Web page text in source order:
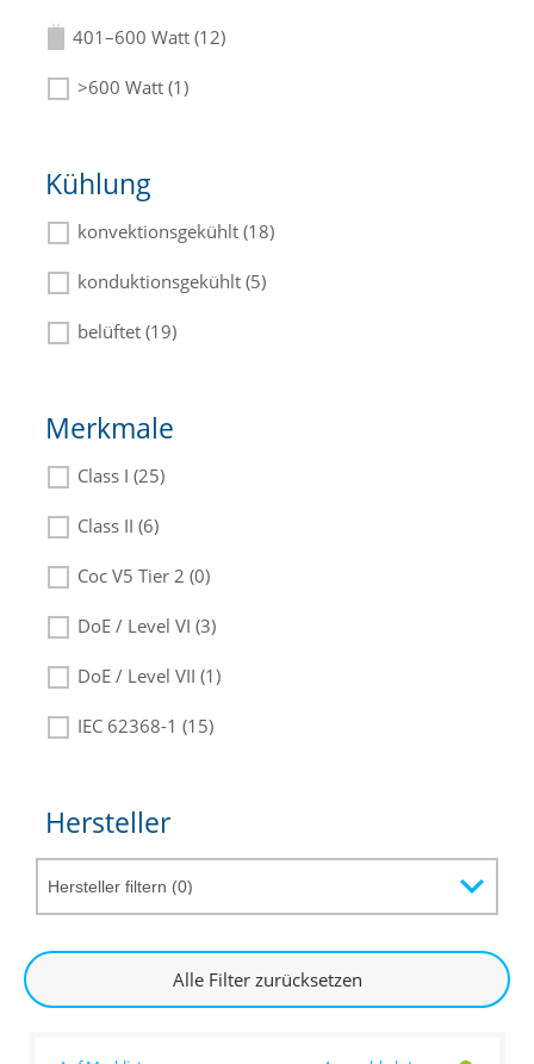
401–600 Watt (12)
>600 Watt (1)
Kühlung
konvektionsgekühlt (18)
konduktionsgekühlt (5)
belüftet (19)
Merkmale
Class I (25)
Class II (6)
Coc V5 Tier 2 (0)
DoE / Level VI (3)
DoE / Level VII (1)
IEC 62368-1 (15)
Hersteller
Alle Filter zurücksetzen